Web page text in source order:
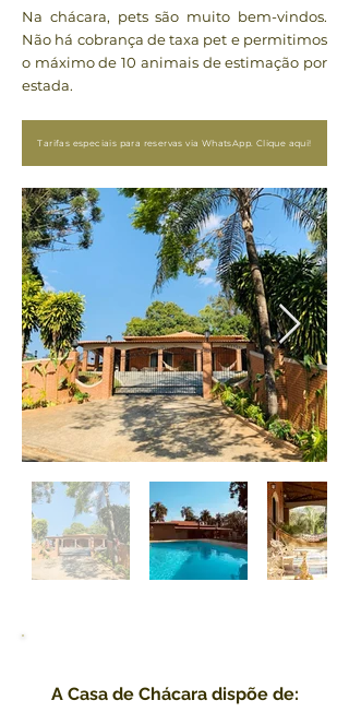
Na chácara, pets são muito bem-vindos.
Não há cobrança de taxa pet e permitimos
o máximo de 10 animais de estimação por
estada.
Tarifas especiais para reservas via WhatsApp. Clique aqui!
A Casa de Chácara dispõe de: